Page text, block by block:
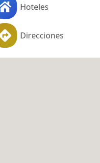
Hoteles
Direcciones